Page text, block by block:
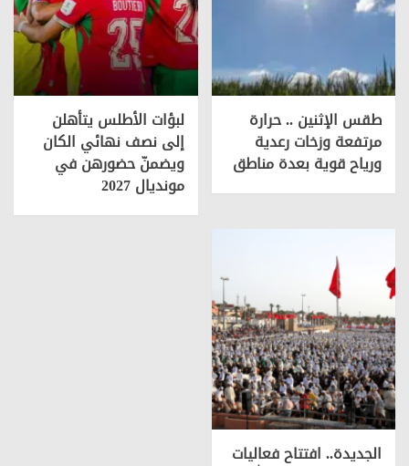
طقس الإثنين .. حرارة
مرتفعة وزخات رعدية
ورياح قوية بعدة مناطق
لبؤات الأطلس يتأهلن
إلى نصف نهائي الكان
ويضمنّ حضورهن في
مونديال 2027
الجديدة.. افتتاح فعاليات